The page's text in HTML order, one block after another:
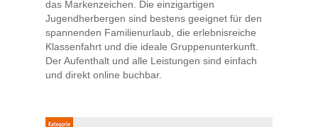
das Markenzeichen. Die einzigartigen
Jugendherbergen sind bestens geeignet für den
spannenden Familienurlaub, die erlebnisreiche
Klassenfahrt und die ideale Gruppenunterkunft.
Der Aufenthalt und alle Leistungen sind einfach
und direkt online buchbar.